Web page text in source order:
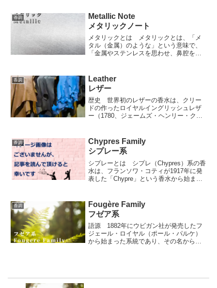
ヨーロッパが抱く東洋（特にインドやア
ラビア）への幻想やイメージ...
香調
Metallic Note
メタリックノート
メタリックとは メタリックとは、「メ
タル（金属）のような」という意味で、
「金属やステンレスを思わせ、鼻腔を突
す。 いわゆる金属臭ですが、化学に詳
しい方なら疑問に思うでしょう...
香調
Leather
レザー
歴史 世界初のレザーの香水は、クリー
ドの作ったロイヤルイングリッシュレザ
ー（1780、ジェームズ・ヘンリー・クリ
り付きレザーグローブの仕立て屋であ
り、時の国王ジョー...
香調
Chypres Family
シプレー系
シプレーとは シプレ（Chypres）系の香
水は、フランソワ・コティが1917年に発
表した「Chypre」という香水から始まり
みに、コティ以前から、ピエール・フ
ラ...
香調
Fougère Family
フゼア系
語源 1882年にウビガン社が発売したフ
ジェール・ロイヤル（ポール・パルケ）
から始まった系統であり、その名から名